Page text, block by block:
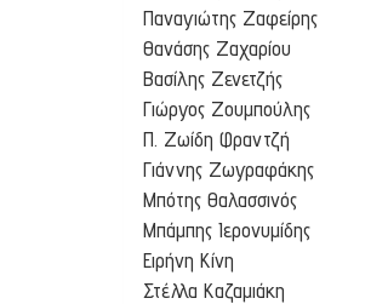
Παναγιώτης Ζαφείρης
Θανάσης Ζαχαρίου
Βασίλης Ζενετζής
Γιώργος Ζουμπούλης
Π. Ζωίδη Φραντζή
Γιάννης Ζωγραφάκης
Μπότης Θαλασσινός
Μπάμπης Ιερονυμίδης
Ειρήνη Κίνη
Στέλλα Καζαμιάκη